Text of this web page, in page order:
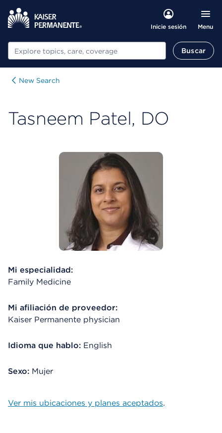
Inicie sesión Menu
Buscar Buscar
New Search
Tasneem Patel, DO
Mi especialidad:
Family Medicine
Mi afiliación de proveedor:
Kaiser Permanente physician
Idioma que hablo: English
Sexo: Mujer
Ver mis ubicaciones y planes aceptados.